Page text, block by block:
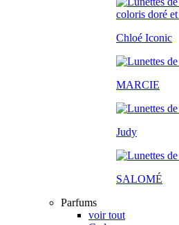
Chloé Iconic
MARCIE
Judy
SALOMÉ
Parfums
voir tout